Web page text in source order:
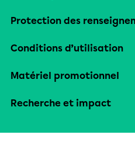
Protection des
Conditions d’utilisation
Matériel promotionnel
Recherche et impact